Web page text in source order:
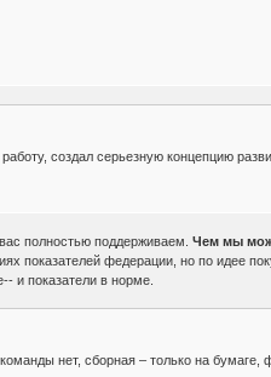
создал серьезную концепцию
полностью поддерживаем.Чем мы
показателей федерации, но по идее
и показатели в норме.
нет, сборная – только на бумаге,